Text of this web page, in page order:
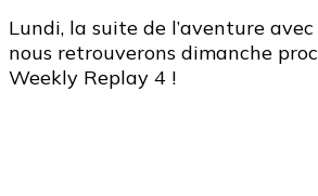
Lundi, la suite de l’aventure
nous retrouverons dimanche
Weekly Replay 4 !